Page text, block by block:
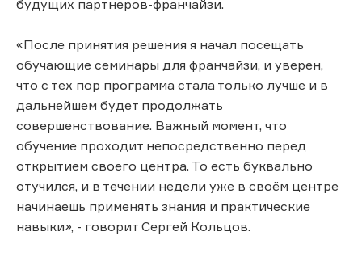
будущих партнеров-франчайзи.
«После принятия решения я начал посещать
обучающие семинары для франчайзи, и уверен,
что с тех пор программа стала только лучше и в
дальнейшем будет продолжать
совершенствование. Важный момент, что
обучение проходит непосредственно перед
открытием своего центра. То есть буквально
отучился, и в течении недели уже в своём центре
начинаешь применять знания и практические
навыки», - говорит Сергей Кольцов.